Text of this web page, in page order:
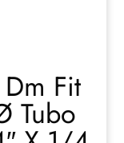
Fit
Tubo